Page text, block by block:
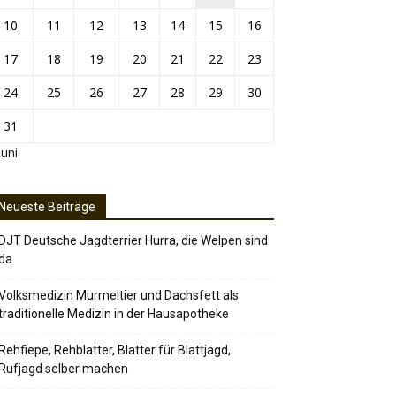
10
11 12 13 14 15
16
17
18 19 20 21 22
23
24
25 26 27 28 29
30
31
Neueste Beiträge
DJT Deutsche Jagdterrier Hurra, die Welpen sind
Murmeltier und Dachsfett als
Medizin in der Hausapotheke
Rehfiepe, Rehblatter, Blatter für Blattjagd,
Rufjagd selber machen